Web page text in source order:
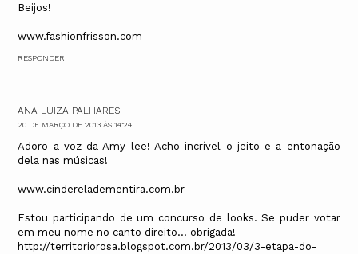
Beijos!
www.fashionfrisson.com
RESPONDER
ANA LUIZA PALHARES
20 DE MARÇO DE 2013 ÀS 14:24
Adoro a voz da Amy lee! Acho incrível o jeito e a entonação
dela nas músicas!
www.cindereladementira.com.br
Estou participando de um concurso de looks. Se puder votar
em meu nome no canto direito... obrigada!
http://territoriorosa.blogspot.com.br/2013/03/3-etapa-do-